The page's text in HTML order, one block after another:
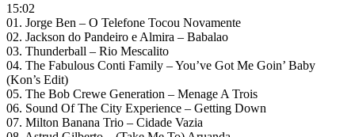
15:02
01. Jorge Ben – O Telefone Tocou Novamente
02. Jackson do Pandeiro e Almira – Babalao
03. Thunderball – Rio Mescalito
04. The Fabulous Conti Family – You’ve Got Me Goin’ Baby
(Kon’s Edit)
05. The Bob Crewe Generation – Menage A Trois
06. Sound Of The City Experience – Getting Down
07. Milton Banana Trio – Cidade Vazia